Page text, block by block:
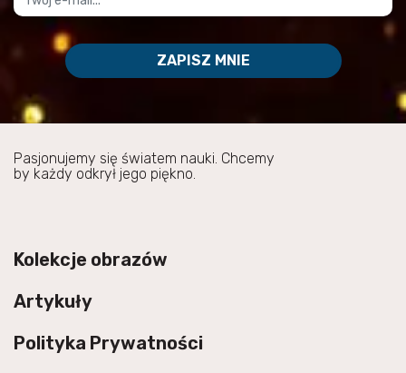
ZAPISZ MNIE
Pasjonujemy się światem nauki. Chcemy
by każdy odkrył jego piękno.
Kolekcje obrazów
Artykuły
Polityka Prywatności